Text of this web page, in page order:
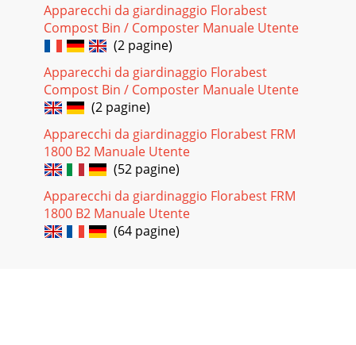
Apparecchi da giardinaggio Florabest
Compost Bin / Composter Manuale Utente
(2 pagine)
Apparecchi da giardinaggio Florabest
Compost Bin / Composter Manuale Utente
(2 pagine)
Apparecchi da giardinaggio Florabest FRM
1800 B2 Manuale Utente
(52 pagine)
Apparecchi da giardinaggio Florabest FRM
1800 B2 Manuale Utente
(64 pagine)